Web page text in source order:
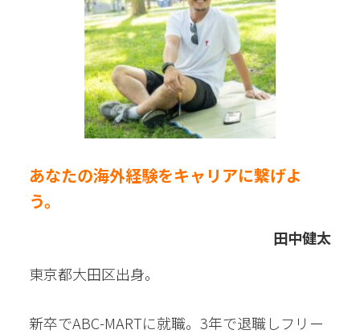
あなたの海外経験をキャリアに繋げよ
う。
田中健太
東京都大田区出身。
新卒でABC-MARTに就職。3年で退職しフリー